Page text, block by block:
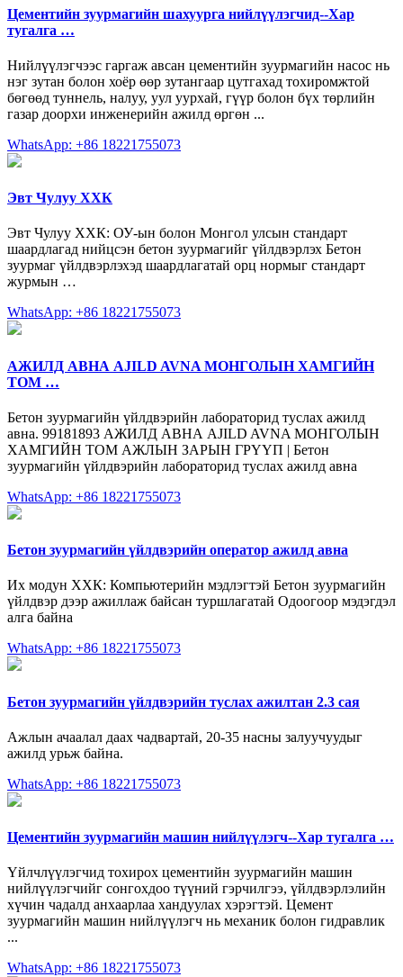
Цементийн зуурмагийн шахуурга нийлүүлэгчид--Хар
тугалга …
Нийлүүлэгчээс гаргаж авсан цементийн зуурмагийн насос нь
нэг зутан болон хоёр өөр зутангаар цутгахад тохиромжтой
бөгөөд туннель, налуу, уул уурхай, гүүр болон бүх төрлийн
газар доорхи инженерийн ажилд өргөн ...
WhatsApp: +86 18221755073
Эвт Чулуу ХХК
Эвт Чулуу ХХК: ОУ-ын болон Монгол улсын стандарт
шаардлагад нийцсэн бетон зуурмагийг үйлдвэрлэх Бетон
зуурмаг үйлдвэрлэхэд шаардлагатай орц нормыг стандарт
журмын …
WhatsApp: +86 18221755073
АЖИЛД АВНА AJILD AVNA МОНГОЛЫН ХАМГИЙН
ТОМ …
Бетон зуурмагийн үйлдвэрийн лабораторид туслах ажилд
авна. 99181893 АЖИЛД АВНА AJILD AVNA МОНГОЛЫН
ХАМГИЙН ТОМ АЖЛЫН ЗАРЫН ГРҮҮП | Бетон
зуурмагийн үйлдвэрийн лабораторид туслах ажилд авна
WhatsApp: +86 18221755073
Бетон зуурмагийн үйлдвэрийн оператор ажилд авна
Их модун ХХК: Компьютерийн мэдлэгтэй Бетон зуурмагийн
үйлдвэр дээр ажиллаж байсан туршлагатай Одоогоор мэдэгдэл
алга байна
WhatsApp: +86 18221755073
Бетон зуурмагийн үйлдвэрийн туслах ажилтан 2.3 сая
Ажлын ачаалал даах чадвартай, 20-35 насны залуучуудыг
ажилд урьж байна.
WhatsApp: +86 18221755073
Цементийн зуурмагийн машин нийлүүлэгч--Хар тугалга …
Үйлчлүүлэгчид тохирох цементийн зуурмагийн машин
нийлүүлэгчийг сонгохдоо түүний гэрчилгээ, үйлдвэрлэлийн
хүчин чадалд анхаарлаа хандуулах хэрэгтэй. Цемент
зуурмагийн машин нийлүүлэгч нь механик болон гидравлик
...
WhatsApp: +86 18221755073